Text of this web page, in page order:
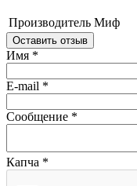
Производитель Миф
Оставить отзыв
Имя *
E-mail *
Сообщение *
Капча *